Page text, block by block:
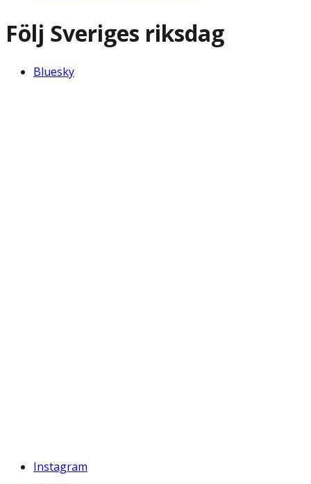
Följ Sveriges riksdag
Bluesky
Instagram